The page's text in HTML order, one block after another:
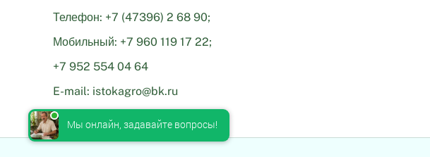
Телефон: +7 (47396) 2 68 90;
Мобильный: +7 960 119 17 22;
+7 952 554 04 64
E-mail: istokagro@bk.ru
Мы онлайн, задавайте вопросы!